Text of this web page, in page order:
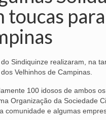
toucas
Sindiquinze realizaram, na
Velhinhos de Campinas.
100 idosos de ambos
Organização da Sociedade
comunidade e algumas